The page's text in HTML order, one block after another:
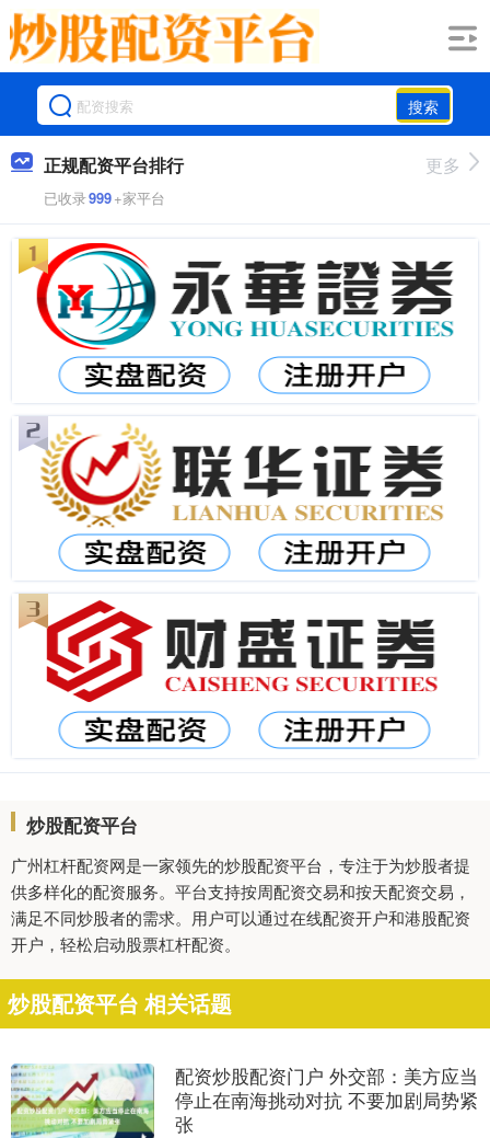
搜索
正规配资平台排行
已收录999+家平台
更多
炒股配资平台
广州杠杆配资网是一家领先的炒股配资平台，专注于为炒股者提
供多样化的配资服务。平台支持按周配资交易和按天配资交易，
满足不同炒股者的需求。用户可以通过在线配资开户和港股配资
开户，轻松启动股票杠杆配资。
炒股配资平台 相关话题
配资炒股配资门户 外交部：美方应当
停止在南海挑动对抗 不要加剧局势紧
张